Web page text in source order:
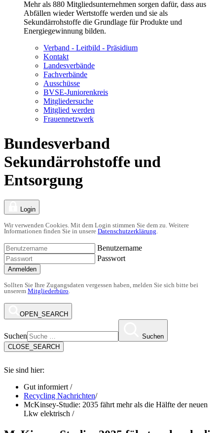
Mehr als 880 Mitgliedsunternehmen sorgen dafür, dass aus
Abfällen wieder Wertstoffe werden und sie als
Sekundärrohstoffe die Grundlage für Produkte und
Energiegewinnung bilden.
Verband - Leitbild - Präsidium
Kontakt
Landesverbände
Fachverbände
Ausschüsse
BVSE-Juniorenkreis
Mitgliedersuche
Mitglied werden
Frauennetzwerk
Bundesverband
Sekundärrohstoffe und
Entsorgung
Login
Wir verwenden Cookies. Mit dem Login stimmen Sie dem zu. Weitere
Informationen finden Sie in unsere Datenschutzerklärung.
Benutzername
Passwort
Anmelden
Sollten Sie Ihre Zugangsdaten vergessen haben, melden Sie sich bitte bei
unserem Mitgliederbüro.
OPEN_SEARCH
Suchen
Suchen
CLOSE_SEARCH
Sie sind hier:
Gut informiert /
Recycling Nachrichten/
McKinsey-Studie: 2035 fährt mehr als die Hälfte der neuen
Lkw elektrisch /